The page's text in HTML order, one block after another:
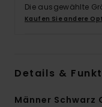
Die ausgewählte
Kaufen Sie andere
Details &
Männer Schwarz